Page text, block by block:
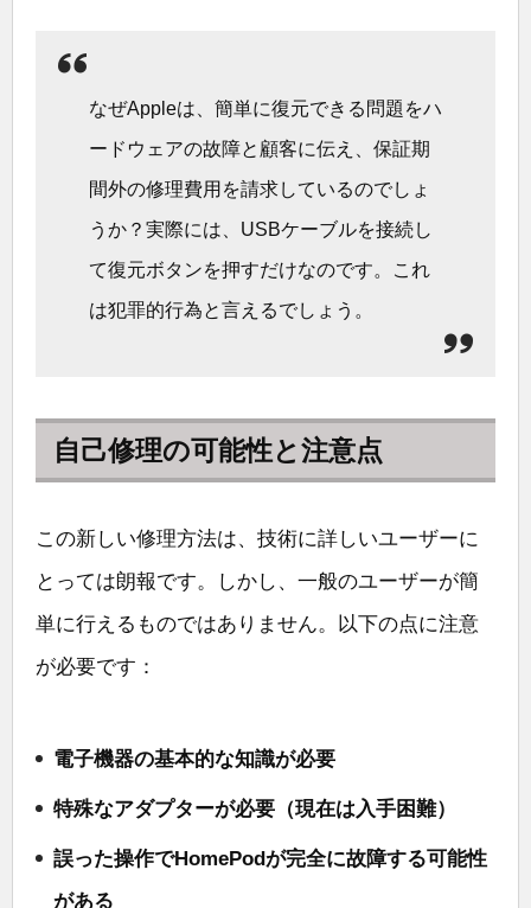
なぜAppleは、簡単に復元できる問題をハ
ードウェアの故障と顧客に伝え、保証期
間外の修理費用を請求しているのでしょ
うか？実際には、USBケーブルを接続し
て復元ボタンを押すだけなのです。これ
は犯罪的行為と言えるでしょう。
自己修理の可能性と注意点
この新しい修理方法は、技術に詳しいユーザーに
とっては朗報です。しかし、一般のユーザーが簡
単に行えるものではありません。以下の点に注意
が必要です：
電子機器の基本的な知識が必要
特殊なアダプターが必要（現在は入手困難）
誤った操作でHomePodが完全に故障する可能性
がある